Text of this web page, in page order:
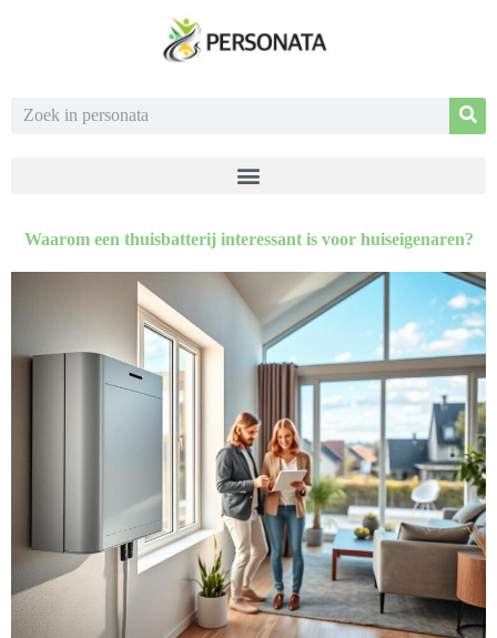
Waarom een thuisbatterij interessant is voor huiseigenaren?